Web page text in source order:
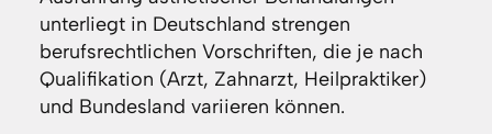
unterliegt in Deutschland strengen
berufsrechtlichen Vorschriften, die je nach
Qualifikation (Arzt, Zahnarzt, Heilpraktiker)
und Bundesland variieren können.